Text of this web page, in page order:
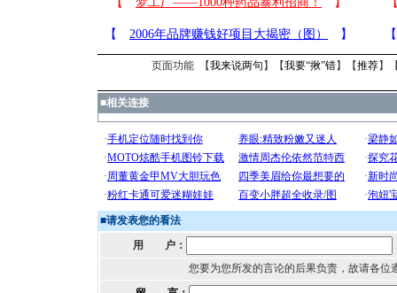
页面功能 【我来说两句 】【我要“揪”错】【推荐】
■相关连接
■请发表您的看法
用 户：
您要为您所发的言论的后果负责，故请各位